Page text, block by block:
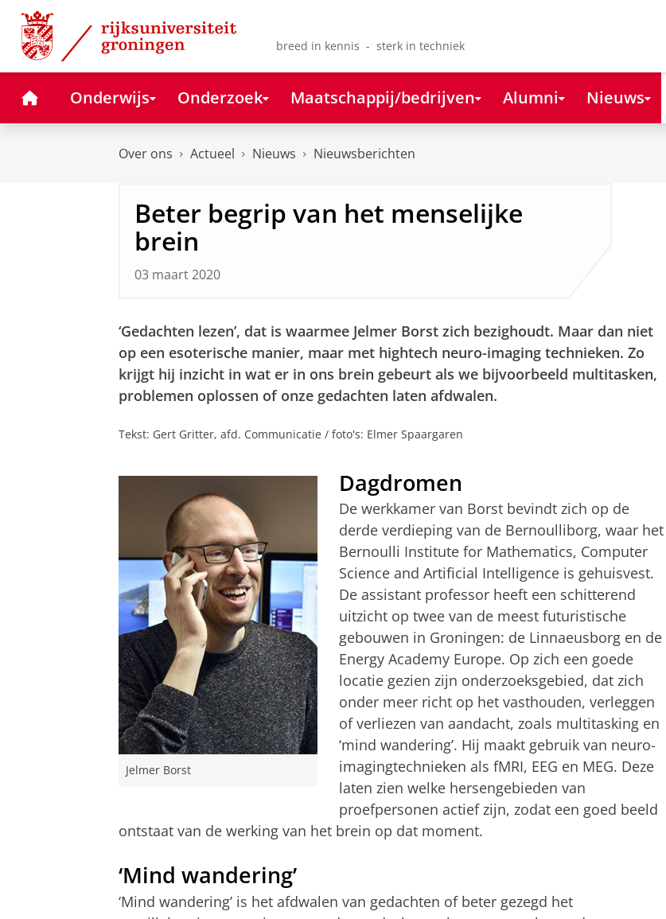
Skip
Content
Skip
Navigation
breed in kennis - sterk in techniek
HomeOnderwijs Onderzoek Maatschappij/bedrijven Alumni Nieuws
Over ons Actueel Nieuws Nieuwsberichten
Beter begrip van het menselijke
brein
03 maart 2020
‘Gedachten lezen’, dat is waarmee Jelmer Borst zich bezighoudt. Maar dan niet
op een esoterische manier, maar met hightech neuro-imaging technieken. Zo
krijgt hij inzicht in wat er in ons brein gebeurt als we bijvoorbeeld multitasken,
problemen oplossen of onze gedachten laten afdwalen.
Tekst: Gert Gritter, afd. Communicatie / foto's: Elmer Spaargaren
Jelmer Borst
Dagdromen
De werkkamer van Borst bevindt zich op de
derde verdieping van de Bernoulliborg, waar het
Bernoulli Institute for Mathematics, Computer
Science and Artificial Intelligence is gehuisvest.
De assistant professor heeft een schitterend
uitzicht op twee van de meest futuristische
gebouwen in Groningen: de Linnaeusborg en de
Energy Academy Europe. Op zich een goede
locatie gezien zijn onderzoeksgebied, dat zich
onder meer richt op het vasthouden, verleggen
of verliezen van aandacht, zoals multitasking en
‘mind wandering’. Hij maakt gebruik van neuro-
imagingtechnieken als fMRI, EEG en MEG. Deze
laten zien welke hersengebieden van
proefpersonen actief zijn, zodat een goed beeld
ontstaat van de werking van het brein op dat moment.
‘Mind wandering’
‘Mind wandering’ is het afdwalen van gedachten of beter gezegd het